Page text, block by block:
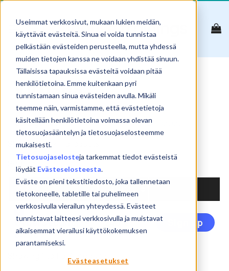
Useimmat verkkosivut, mukaan lukien meidän,
käyttävät evästeitä. Sinua ei voida tunnistaa
pelkästään evästeiden perusteella, mutta yhdessä
muiden tietojen kanssa ne voidaan yhdistää sinuun.
Tällaisissa tapauksissa evästeitä voidaan pitää
henkilötietoina. Emme kuitenkaan pyri
tunnistamaan sinua evästeiden avulla. Mikäli
teemme näin, varmistamme, että evästetietoja
käsitellään henkilötietoina voimassa olevan
tietosuojasääntelyn ja tietosuojaselosteemme
mukaisesti.
Tietosuojaselosteja tarkemmat tiedot evästeistä
löydät Evästeselosteesta.
Eväste on pieni tekstitiedosto, joka tallennetaan
tietokoneelle, tabletille tai puhelimeen
verkkosivulla vierailun yhteydessä. Evästeet
tunnistavat laitteesi verkkosivulla ja muistavat
aikaisemmat vierailusi käyttökokemuksen
parantamiseksi.
Evästeasetukset
Skip
content
Viruses
Show
Search:
NAME PRICE
CyberSecurity –
basics
240€ Sign up
Showing 1 to 1 of 1 products